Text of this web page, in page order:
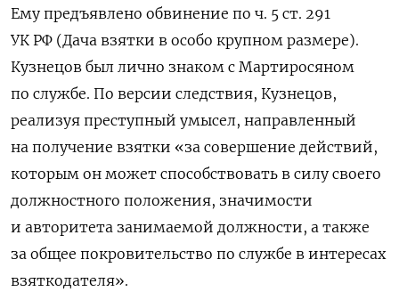
Ему предъявлено обвинение по ч. 5 ст. 291
УК РФ (Дача взятки в особо крупном размере).
Кузнецов был лично знаком с Мартиросяном
по службе. По версии следствия, Кузнецов,
реализуя преступный умысел, направленный
на получение взятки «за совершение действий,
которым он может способствовать в силу своего
должностного положения, значимости
и авторитета занимаемой должности, а также
за общее покровительство по службе в интересах
взяткодателя».